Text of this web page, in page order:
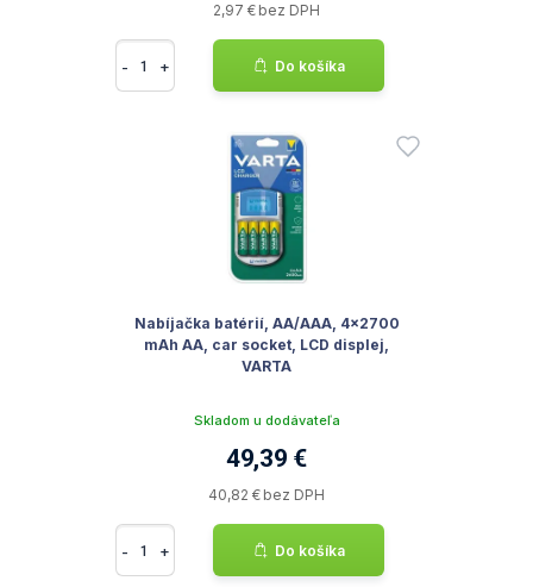
2,97 € bez DPH
- + Do košíka
Nabíjačka batérií, AA/AAA, 4x2700
mAh AA, car socket, LCD displej,
VARTA
Skladom u dodávateľa
49,39 €
40,82 € bez DPH
- + Do košíka